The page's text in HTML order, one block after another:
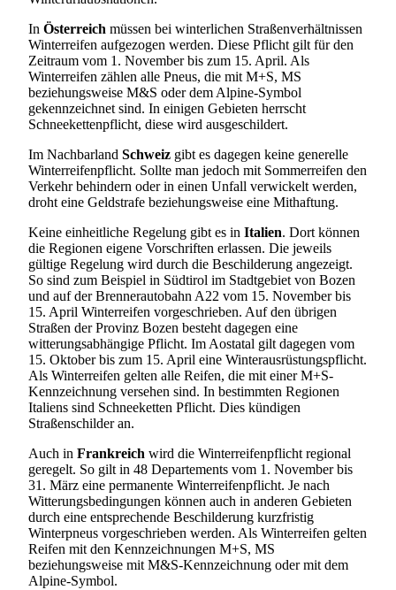
In Österreich müssen bei winterlichen Straßenverhältnissen
Winterreifen aufgezogen werden. Diese Pflicht gilt für den
Zeitraum vom 1. November bis zum 15. April. Als
Winterreifen zählen alle Pneus, die mit M+S, MS
beziehungsweise M&S oder dem Alpine-Symbol
gekennzeichnet sind. In einigen Gebieten herrscht
Schneekettenpflicht, diese wird ausgeschildert.
Im Nachbarland Schweiz gibt es dagegen keine generelle
Winterreifenpflicht. Sollte man jedoch mit Sommerreifen den
Verkehr behindern oder in einen Unfall verwickelt werden,
droht eine Geldstrafe beziehungsweise eine Mithaftung.
Keine einheitliche Regelung gibt es in Italien. Dort können
die Regionen eigene Vorschriften erlassen. Die jeweils
gültige Regelung wird durch die Beschilderung angezeigt.
So sind zum Beispiel in Südtirol im Stadtgebiet von Bozen
und auf der Brennerautobahn A22 vom 15. November bis
15. April Winterreifen vorgeschrieben. Auf den übrigen
Straßen der Provinz Bozen besteht dagegen eine
witterungsabhängige Pflicht. Im Aostatal gilt dagegen vom
15. Oktober bis zum 15. April eine Winterausrüstungspflicht.
Als Winterreifen gelten alle Reifen, die mit einer M+S-
Kennzeichnung versehen sind. In bestimmten Regionen
Italiens sind Schneeketten Pflicht. Dies kündigen
Straßenschilder an.
Auch in Frankreich wird die Winterreifenpflicht regional
geregelt. So gilt in 48 Departements vom 1. November bis
31. März eine permanente Winterreifenpflicht. Je nach
Witterungsbedingungen können auch in anderen Gebieten
durch eine entsprechende Beschilderung kurzfristig
Winterpneus vorgeschrieben werden. Als Winterreifen gelten
Reifen mit den Kennzeichnungen M+S, MS
beziehungsweise mit M&S-Kennzeichnung oder mit dem
Alpine-Symbol.